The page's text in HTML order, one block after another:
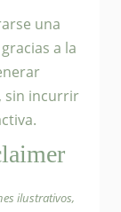
una
a la
sin incurrir
ilustrativos,